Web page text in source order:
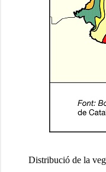
Distribució de la